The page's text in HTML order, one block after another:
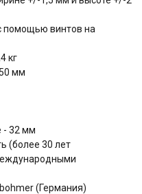
помощью винтов на
кг
мм
- 32 мм
(более 30 лет
(Германия)